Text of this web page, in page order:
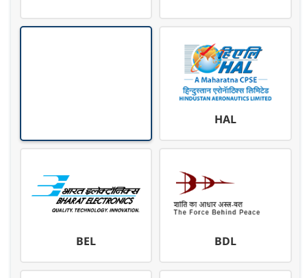
HAL
BEL BDL